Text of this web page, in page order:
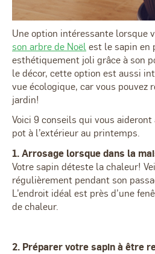
Une option intéressante lorsque
son arbre de Noël est le sapin en
esthétiquement joli grâce à son
le décor, cette option est aussi
vue écologique, car vous pouvez
jardin!
Voici 9 conseils qui vous
pot à l’extérieur au printemps.
1. Arrosage lorsque dans la
Votre sapin déteste la chaleur!
régulièrement pendant son
L’endroit idéal est près d’une
de chaleur.
2. Préparer votre sapin à être